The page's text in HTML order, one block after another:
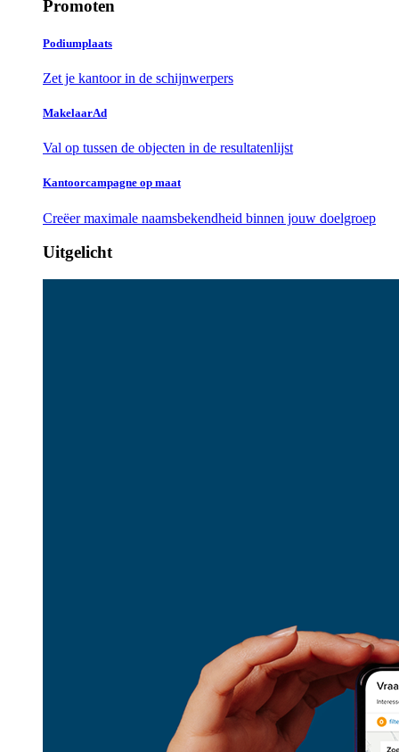
Promoten
Podiumplaats
Zet je kantoor in de schijnwerpers
MakelaarAd
Val op tussen de objecten in de resultatenlijst
Kantoorcampagne op maat
Creëer maximale naamsbekendheid binnen jouw doelgroep
Uitgelicht